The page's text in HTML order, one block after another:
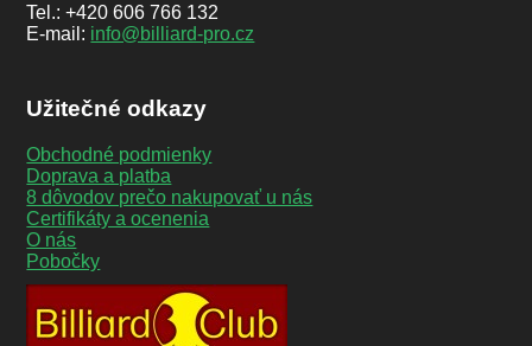
Tel.: +420 606 766 132
E-mail: info@billiard-pro.cz
Užitečné odkazy
Obchodné podmienky
Doprava a platba
8 dôvodov prečo nakupovať u nás
Certifikáty a ocenenia
O nás
Pobočky